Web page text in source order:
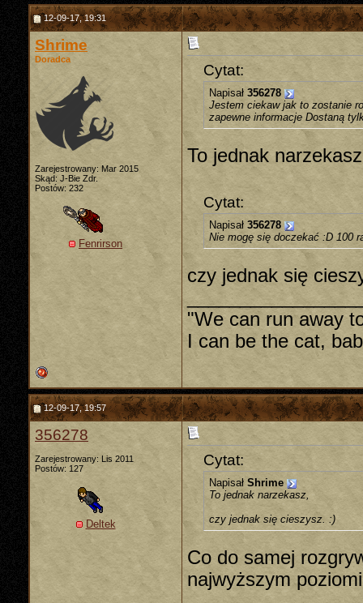
12-09-17, 19:31
Shrime
Doradca
Zarejestrowany: Mar 2015
Skąd: J-Bie Zdr.
Postów: 232
Fenrirson
Cytat:
Napisał 356278
Jestem ciekaw jak to zostanie
zapewne informacje Dostaną
To jednak
Cytat:
Napisał 356278
Nie mogę się doczekać :D 100
czy jednak się
"We can run away
I can be the cat,
12-09-17, 19:57
356278
Zarejestrowany: Lis 2011
Postów: 127
Deltek
Cytat:
Napisał Shrime
To jednak narzekasz,
czy jednak się cieszysz. :)
Co do samej
najwyższym